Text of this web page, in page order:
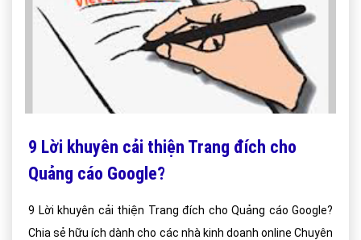
9 Lời khuyên cải thiện Trang đích cho
Quảng cáo Google?
9 Lời khuyên cải thiện Trang đích cho Quảng cáo Google?
Chia sẻ hữu ích dành cho các nhà kinh doanh online Chuyên